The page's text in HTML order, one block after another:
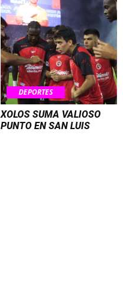
DEPORTES
XOLOS SUMA VALIOSO
PUNTO EN SAN LUIS